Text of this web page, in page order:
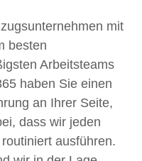
mit
besten
Arbeitsteams
haben Sie einen
an Ihrer Seite,
dass wir jeden
ausführen.